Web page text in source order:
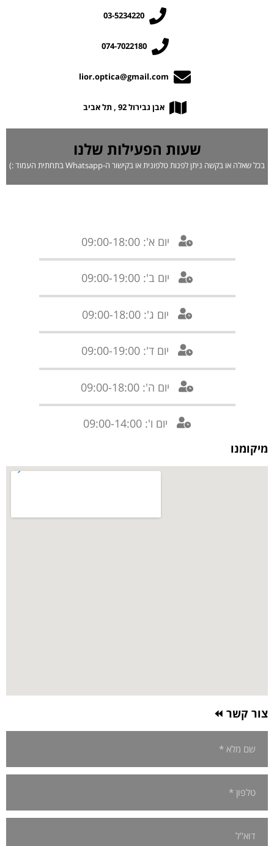
03-5234220
074-7022180
lior.optica@gmail.com
אבן גבירול 92 , תל אביב
שעות הפעילות שלנו
בכל שאלה או בקשה ניתן לפנות טלפונית או בקישור ה-Whatsapp בתחתית העמוד :)
יום א': 09:00-18:00
יום ב': 09:00-19:00
יום ג': 09:00-18:00
יום ד': 09:00-19:00
יום ה': 09:00-18:00
יום ו': 09:00-14:00
מיקומנו
צור קשר ⏪